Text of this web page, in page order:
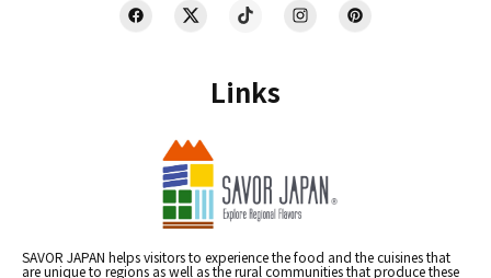
Links
SAVOR JAPAN helps visitors to experience the food and the cuisines that
are unique to regions as well as the rural communities that produce these